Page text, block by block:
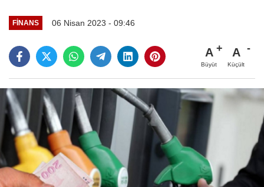
FINANS 06 Nisan 2023 - 09:46
A
Büyüt
A
Küçült